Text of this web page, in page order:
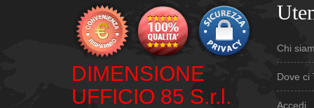
DIMENSIONE
UFFICIO 85 S.r.l.
Chi
Dove ci
Accedi